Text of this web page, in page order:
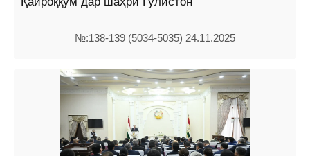
№:138-139 (5034-5035) 24.11.2025